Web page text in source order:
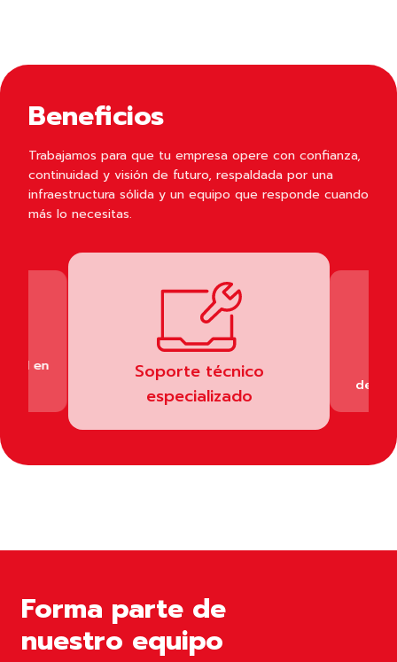
Beneficios
Trabajamos para que tu empresa opere con confianza,
continuidad y visión de futuro, respaldada por una
infraestructura sólida y un equipo que responde cuando
más lo necesitas.
Soporte técnico
especializado
en
Forma parte de
nuestro equipo